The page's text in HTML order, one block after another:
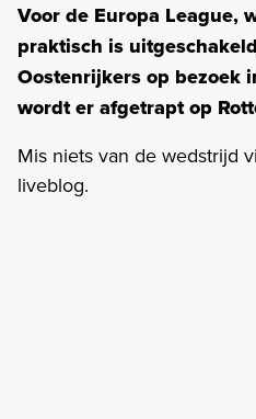
Voor de Europa League,
praktisch is
Oostenrijkers op bezoek
wordt er afgetrapt op
Mis niets van de wedstrijd
liveblog.